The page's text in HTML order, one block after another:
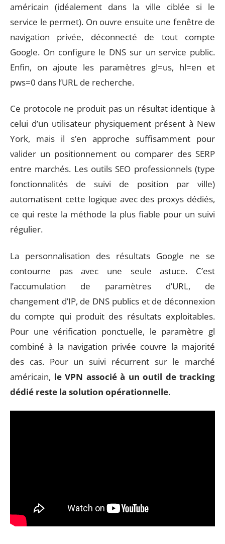
américain (idéalement dans la ville ciblée si le
service le permet). On ouvre ensuite une fenêtre de
navigation privée, déconnecté de tout compte
Google. On configure le DNS sur un service public.
Enfin, on ajoute les paramètres gl=us, hl=en et
pws=0 dans l’URL de recherche.
Ce protocole ne produit pas un résultat identique à
celui d’un utilisateur physiquement présent à New
York, mais il s’en approche suffisamment pour
valider un positionnement ou comparer des SERP
entre marchés. Les outils SEO professionnels (type
fonctionnalités de suivi de position par ville)
automatisent cette logique avec des proxys dédiés,
ce qui reste la méthode la plus fiable pour un suivi
régulier.
La personnalisation des résultats Google ne se
contourne pas avec une seule astuce. C’est
l’accumulation de paramètres d’URL, de
changement d’IP, de DNS publics et de déconnexion
du compte qui produit des résultats exploitables.
Pour une vérification ponctuelle, le paramètre gl
combiné à la navigation privée couvre la majorité
des cas. Pour un suivi récurrent sur le marché
américain, le VPN associé à un outil de tracking
dédié reste la solution opérationnelle.